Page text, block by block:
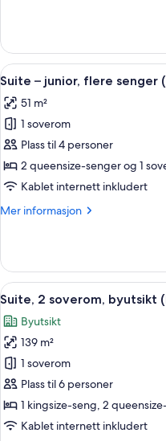
3
soverom,
terrasse,
Åpne
alle
bildene
av
Suite
–
junior,
senger
4
Suite – junior, flere senger
51 m²
1 soverom
Plass til 4 personer
2 queensize-senger og 1
Kablet internett inkludert
Mer informasjon
Mer
–
junior,
flere
(Family)
Åpne
alle
bildene
av
Suite,
2
soverom,
byutsikt
6
Suite, 2 soverom, byutsikt
Byutsikt
139 m²
1 soverom
Plass til 6 personer
1 kingsize-seng, 2
Kablet internett inkludert